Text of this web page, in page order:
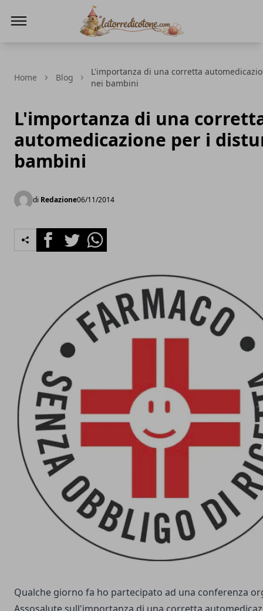
Home Blog
L'importanza di una corretta
nei bambini
L'importanza di una
automedicazione per i
bambini
di Redazione06/11/2014
FacebookTwitterWhatsapp
Qualche giorno fa ho partecipato ad una conferenza